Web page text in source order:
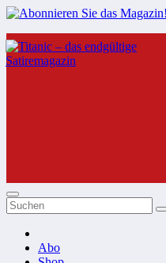
Zum
Inhalt
springen
Abo